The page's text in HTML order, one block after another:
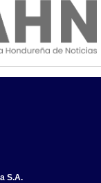
S.A.